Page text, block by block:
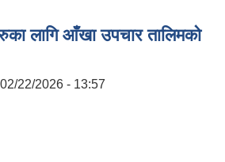
लागि आँखा उपचार तालिमको
22/2026 - 13:57